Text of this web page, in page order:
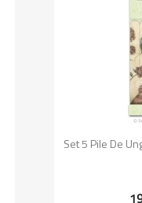

Set 5 Pile De